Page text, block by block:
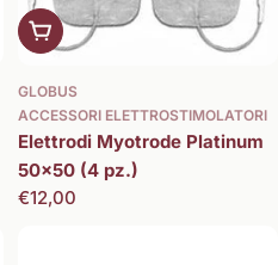
Aggiungi al carrello
GLOBUS
ACCESSORI ELETTROSTIMOLATORI
Elettrodi Myotrode Platinum
50x50 (4 pz.)
Prezzo
€12,00